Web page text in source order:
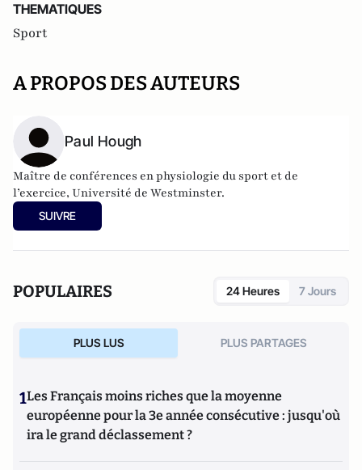
THEMATIQUES
Sport
A PROPOS DES AUTEURS
Paul Hough
Maître de conférences en physiologie du sport et de
l’exercice, Université de Westminster.
SUIVRE
POPULAIRES 24 Heures 7 Jours
PLUS LUS PLUS PARTAGES
1Les Français moins riches que la moyenne
européenne pour la 3e année consécutive : jusqu'où
ira le grand déclassement ?